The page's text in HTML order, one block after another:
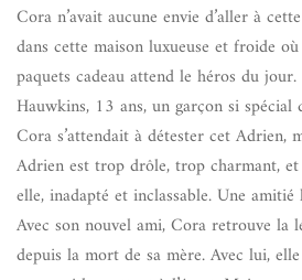
Cora n’avait aucune envie d’aller à
dans cette maison luxueuse et froide
paquets cadeau attend le héros du
Hauwkins, 13 ans, un garçon si spécial
Cora s’attendait à détester cet Adrien,
Adrien est trop drôle, trop charmant,
elle, inadapté et inclassable. Une
Avec son nouvel ami, Cora retrouve la
depuis la mort de sa mère. Avec lui,